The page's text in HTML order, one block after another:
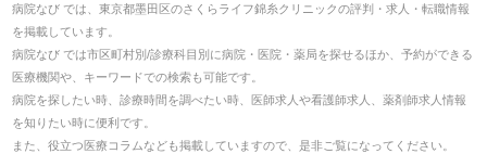
病院なび では、 東京都墨田区のさくらライフ錦糸クリニックの評判・求人・転職情報
を掲載しています。
病院なび では市区町村別/診療科目別に病院・医院・薬局を探せるほか、予約ができる
医療機関や、キーワードでの検索も可能です。
病院を探したい時、診療時間を調べたい時、医師求人や看護師求人、薬剤師求人情報
を知りたい時に便利です。
また、役立つ医療コラムなども掲載していますので、是非ご覧になってください。